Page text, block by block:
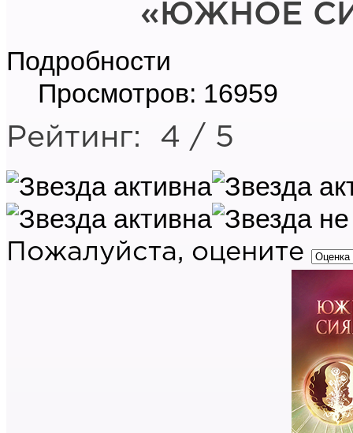
«ЮЖНОЕ
Подробности
Просмотров: 16959
Рейтинг: 4 / 5
Пожалуйста, оцените